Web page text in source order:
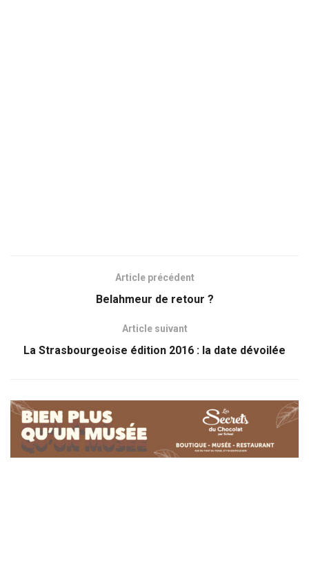
Article précédent
Belahmeur de retour ?
Article suivant
La Strasbourgeoise édition 2016 : la date dévoilée